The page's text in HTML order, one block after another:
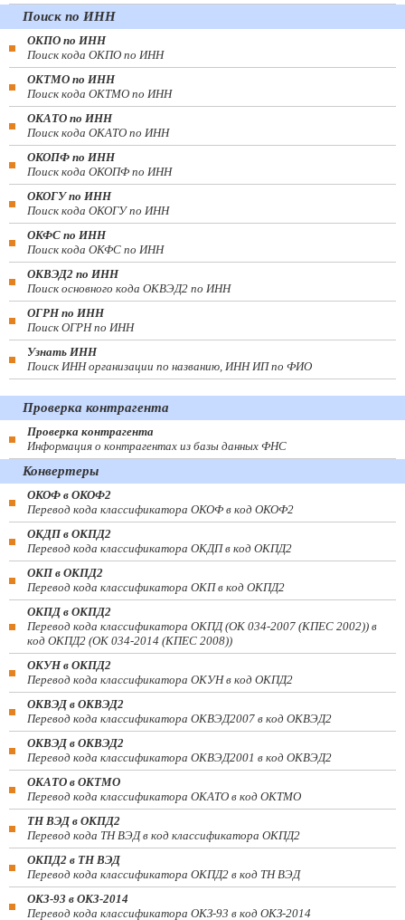
Поиск по ИНН
ОКПО по ИНН
Поиск кода ОКПО по ИНН
ОКТМО по ИНН
Поиск кода ОКТМО по ИНН
ОКАТО по ИНН
Поиск кода ОКАТО по ИНН
ОКОПФ по ИНН
Поиск кода ОКОПФ по ИНН
ОКОГУ по ИНН
Поиск кода ОКОГУ по ИНН
ОКФС по ИНН
Поиск кода ОКФС по ИНН
ОКВЭД2 по ИНН
Поиск основного кода ОКВЭД2 по ИНН
ОГРН по ИНН
Поиск ОГРН по ИНН
Узнать ИНН
Поиск ИНН организации по названию, ИНН ИП по ФИО
Проверка контрагента
Проверка контрагента
Информация о контрагентах из базы данных ФНС
Конвертеры
ОКОФ в ОКОФ2
Перевод кода классификатора ОКОФ в код ОКОФ2
ОКДП в ОКПД2
Перевод кода классификатора ОКДП в код ОКПД2
ОКП в ОКПД2
Перевод кода классификатора ОКП в код ОКПД2
ОКПД в ОКПД2
Перевод кода классификатора ОКПД (ОК 034-2007 (КПЕС 2002)) в
код ОКПД2 (ОК 034-2014 (КПЕС 2008))
ОКУН в ОКПД2
Перевод кода классификатора ОКУН в код ОКПД2
ОКВЭД в ОКВЭД2
Перевод кода классификатора ОКВЭД2007 в код ОКВЭД2
ОКВЭД в ОКВЭД2
Перевод кода классификатора ОКВЭД2001 в код ОКВЭД2
ОКАТО в ОКТМО
Перевод кода классификатора ОКАТО в код ОКТМО
ТН ВЭД в ОКПД2
Перевод кода ТН ВЭД в код классификатора ОКПД2
ОКПД2 в ТН ВЭД
Перевод кода классификатора ОКПД2 в код ТН ВЭД
ОКЗ-93 в ОКЗ-2014
Перевод кода классификатора ОКЗ-93 в код ОКЗ-2014